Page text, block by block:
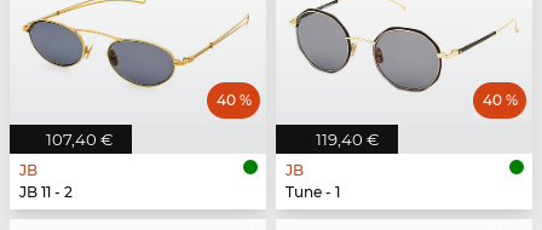
107,40 €
40 %
JB
JB 11 - 2
119,40 €
40 %
JB
Tune - 1